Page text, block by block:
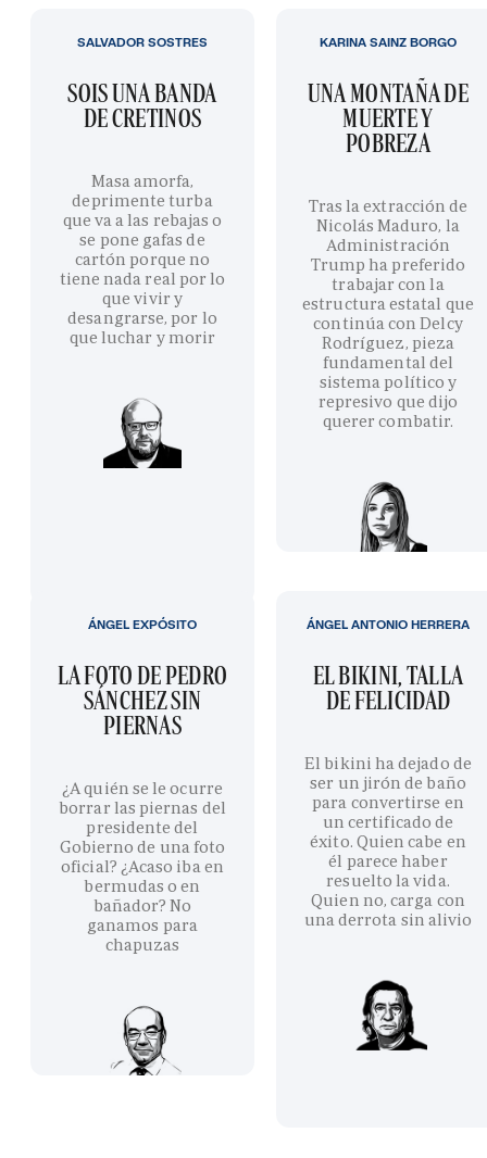
SOIS UNA BANDA
DE CRETINOS
Masa amorfa,
deprimente turba
que va a las rebajas o
se pone gafas de
cartón porque no
tiene nada real por lo
que vivir y
desangrarse, por lo
que luchar y morir
SALVADOR SOSTRES
UNA MONTAÑA DE
MUERTE Y
POBREZA
Tras la extracción de
Nicolás Maduro, la
Administración
Trump ha preferido
trabajar con la
estructura estatal que
continúa con Delcy
Rodríguez, pieza
fundamental del
sistema político y
represivo que dijo
querer combatir.
KARINA SAINZ BORGO
LA FOTO DE PEDRO
SÁNCHEZ SIN
PIERNAS
¿A quién se le ocurre
borrar las piernas del
presidente del
Gobierno de una foto
oficial? ¿Acaso iba en
bermudas o en
bañador? No
ganamos para
chapuzas
ÁNGEL EXPÓSITO
EL BIKINI, TALLA
DE FELICIDAD
El bikini ha dejado de
ser un jirón de baño
para convertirse en
un certificado de
éxito. Quien cabe en
él parece haber
resuelto la vida.
Quien no, carga con
una derrota sin alivio
ÁNGEL ANTONIO HERRERA